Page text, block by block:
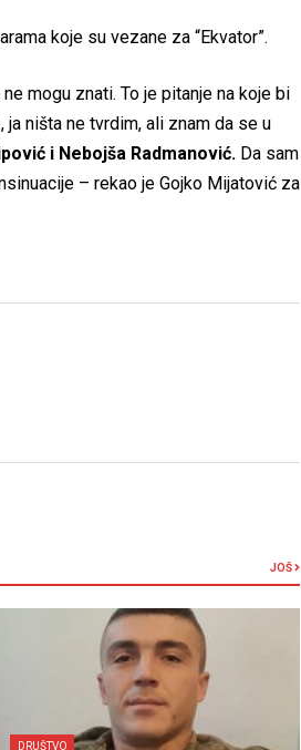
koje su vezane za “Ekvator”.
mogu znati. To je pitanje na koje bi
ništa ne tvrdim, ali znam da se u
i Nebojša Radmanović. Da sam
– rekao je Gojko Mijatović za
JOŠ
DRUŠTVO